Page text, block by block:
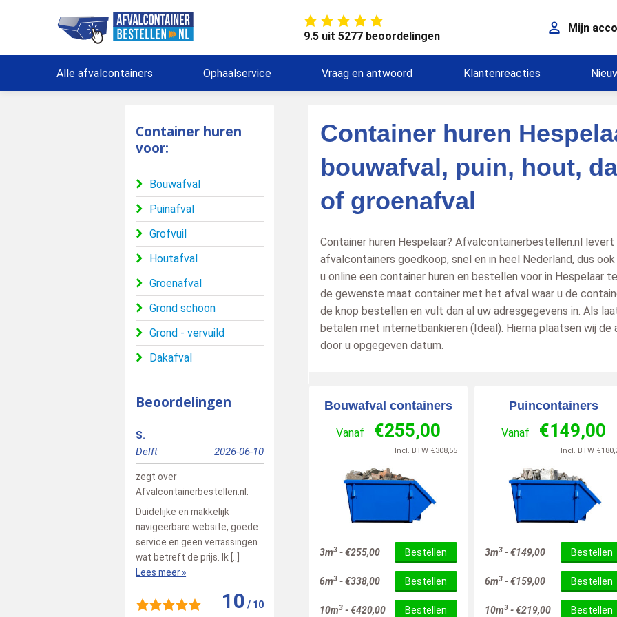
9.5 uit 5277 beoordelingen
Mijn
Alle afvalcontainers Ophaalservice Vraag en antwoord Klantenreacties
Container huren
bouwafval, puin, hout,
of groenafval
Container huren Hespelaar? Afvalcontainerbestellen.nl
afvalcontainers goedkoop, snel en in heel Nederland, dus
u online een container huren en bestellen voor in Hespelaar
de gewenste maat container met het afval waar u de
de knop bestellen en vult dan al uw adresgegevens in. Als
betalen met internetbankieren (Ideal). Hierna plaatsen wij de
door u opgegeven datum.
Bouwafval containers
Vanaf €255,00
Incl. BTW €308,55
3m3 -€255,00 Bestellen
6m3 -€338,00 Bestellen
10m3 -€420,00 Bestellen
Puincontainers
Vanaf €149,00
Incl. BTW €
3m3 -€149,00 Bestellen
6m3 -€159,00 Bestellen
10m3 -€219,00 Bestellen
Container huren
voor:
Bouwafval
Puinafval
Grofvuil
Houtafval
Groenafval
Grond schoon
Grond - vervuild
Dakafval
Beoordelingen
S.
Delft
2026-06-10
zegt over
Afvalcontainerbestellen.nl :
Duidelijke en makkelijk
navigeerbare website, goede
service en geen verrassingen
wat betreft de prijs. Ik [..]
Lees meer »
10 / 10
Afvalcontainerbestellen.nl
9/
Annemarie van Rijn
Utrecht
zegt over
Afvalcontainerbestellen.nl
Echt een geweldig bedrijf! De
prettig en professioneel, en
de chauffeurs zij [..]
Lees meer »
10 / 10
Nandy
zegt over
Ik heb in totaal 5
professioneel en
mannen bezo [..]
Lees meer »